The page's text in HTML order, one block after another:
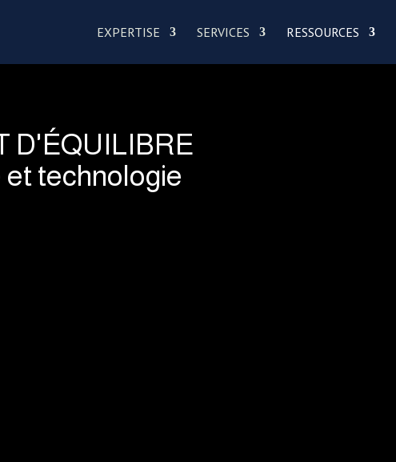
EXPERTISE SERVICES RESSOURCES
D'ÉQUILIBRE
technologie